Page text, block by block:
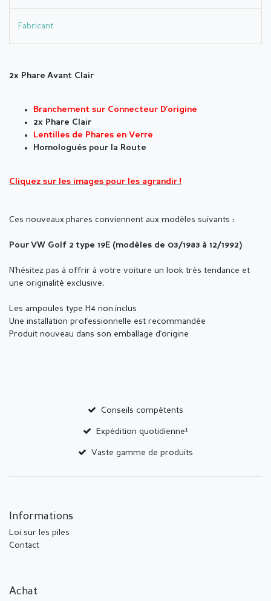
Fabricant
2x Phare Avant Clair
Branchement sur Connecteur D'origine
2x Phare Clair
Lentilles de Phares en Verre
Homologués pour la Route
Cliquez sur les images pour les agrandir !
Ces nouveaux phares conviennent aux modèles suivants :
Pour VW Golf 2 type 19E (modèles de 03/1983 à 12/1992)
N'hésitez pas à offrir à votre voiture un look très tendance et
une originalité exclusive.
Les ampoules type H4 non inclus
Une installation professionnelle est recommandée
Produit nouveau dans son emballage d'origine
Conseils compétents
Expédition quotidienne¹
Vaste gamme de produits
Informations
Loi sur les piles
Contact
Achat